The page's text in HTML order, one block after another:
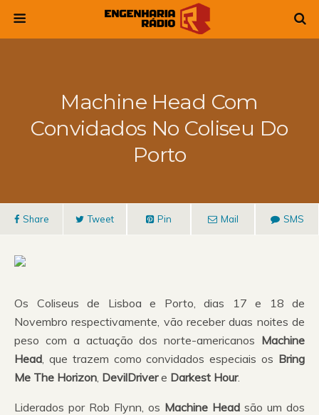
Machine Head Com
Convidados No Coliseu Do
Porto
Share Tweet Pin Mail SMS
Os Coliseus de Lisboa e Porto, dias 17 e 18 de
Novembro respectivamente, vão receber duas noites de
peso com a actuação dos norte-americanos Machine
Head, que trazem como convidados especiais os Bring
Me The Horizon, DevilDrivere Darkest Hour.
Liderados por Rob Flynn, os Machine Head são um dos